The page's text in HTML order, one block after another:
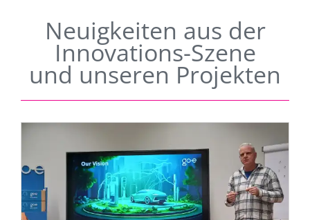
Neuigkeiten aus der
Innovations-Szene
und unseren Projekten